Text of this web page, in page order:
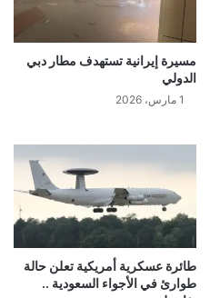
مسيرة إيرانية تستهدف مطار دبي
الدولي
1 مارس، 2026
طائرة عسكرية أمريكية تعلن حالة
طوارئ في الأجواء السعودية ..